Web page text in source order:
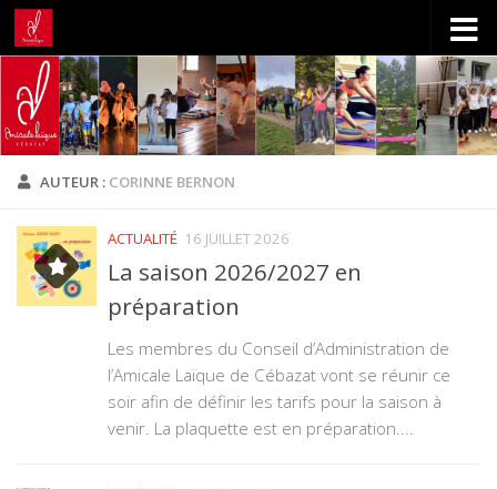
Skip to content
AUTEUR : CORINNE BERNON
ACTUALITÉ 16 JUILLET 2026
La saison 2026/2027 en
préparation
Les membres du Conseil d’Administration de
l’Amicale Laïque de Cébazat vont se réunir ce
soir afin de définir les tarifs pour la saison à
venir. La plaquette est en préparation....